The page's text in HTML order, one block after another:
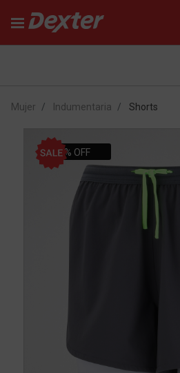
Mujer Indumentaria Shorts
30% OFF